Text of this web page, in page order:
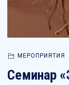
МЕРОПРИЯТИЯ
Семинар